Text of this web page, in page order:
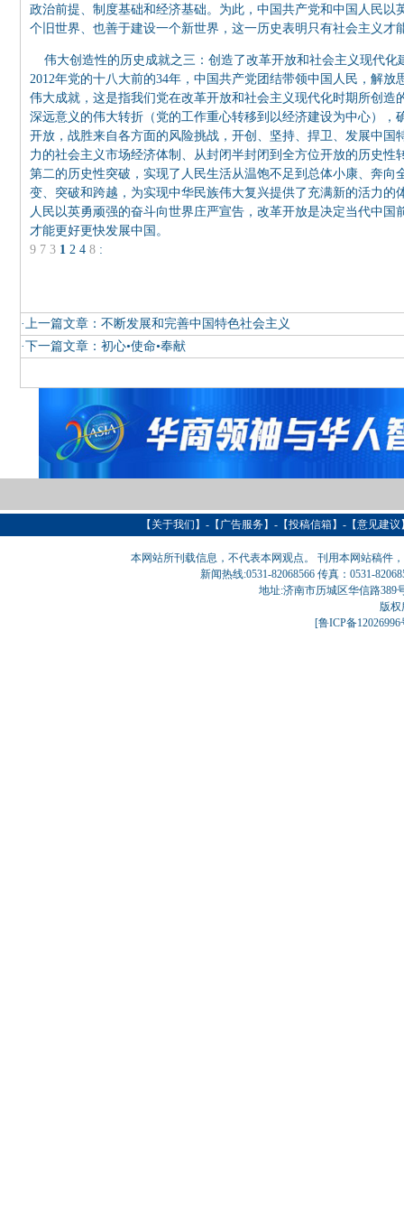
政治前提、制度基础和经济基础。为此，中国共产党和中国人民
个旧世界、也善于建设一个新世界，这一历史表明只有社会主义才
伟大创造性的历史成就之三：创造了改革开放和社会主义现代
2012年党的十八大前的34年，中国共产党团结带领中国人民，解
伟大成就，这是指我们党在改革开放和社会主义现代化时期所创
深远意义的伟大转折（党的工作重心转移到以经济建设为中心）
开放，战胜来自各方面的风险挑战，开创、坚持、捍卫、发展中
力的社会主义市场经济体制、从封闭半封闭到全方位开放的历史
第二的历史性突破，实现了人民生活从温饱不足到总体小康、奔
变、突破和跨越，为实现中华民族伟大复兴提供了充满新的活力
人民以英勇顽强的奋斗向世界庄严宣告，改革开放是决定当代中
才能更好更快发展中国。
9 7 3 1 2 4 8 :
·上一篇文章： 不断发展和完善中国特色社会主义
·下一篇文章： 初心•使命•奉献
【 关于我们 】-【 广告服务】-【投稿信箱】-【意见建
本网站所刊载信息，不代表本网观点。 刊用本网站稿件
新闻热线:0531-82068566 传真：0531-
地址:济南市历城区华信路389
版
[鲁ICP备12026996